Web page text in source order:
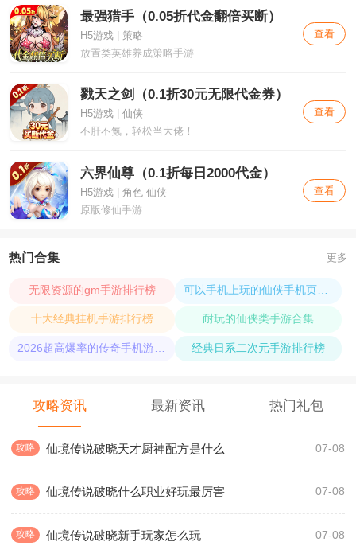
最强猎手（0.05折代金翻倍买断）
H5游戏 | 策略
放置类英雄养成策略手游
查看
戮天之剑（0.1折30元无限代金券）
H5游戏 | 仙侠
不肝不氪，轻松当大佬！
查看
六界仙尊（0.1折每日2000代金）
H5游戏 | 角色 仙侠
原版修仙手游
查看
热门合集 更多
无限资源的gm手游排行榜 可以手机上玩的仙侠手机页游合集
十大经典挂机手游排行榜 耐玩的仙侠类手游合集
2026超高爆率的传奇手机游戏合集 经典日系二次元手游排行榜
攻略资讯 最新资讯 热门礼包
攻略 仙境传说破晓天才厨神配方是什么 07-08
攻略 仙境传说破晓什么职业好玩最厉害 07-08
攻略 仙境传说破晓新手玩家怎么玩 07-08